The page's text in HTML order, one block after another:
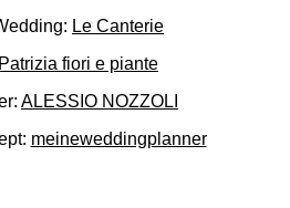
Le Canterie
Patrizia fiori e piante
ALESSIO NOZZOLI
meineweddingplanner